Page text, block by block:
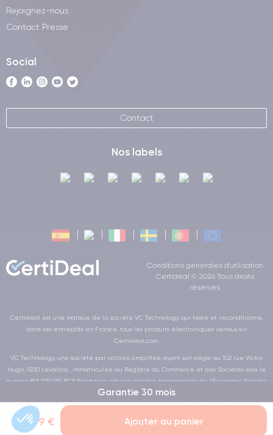
Garantie 30 mois
481,99 € Ajouter au panier
Rejoignez-nous
Contact Presse
Social
Contact
Nos labels
Conditions générales d'utilisation
Certideal © 2026 Tous droits
réservés
Certideal est une marque de la société VC Technology qui teste et reconditionne,
dans ses entrepôts en France, tous les produits électroniques vendus sur
Certideal.com.
VC Technology, une société par actions simplifiée ayant son siège au 102 rue Victor
Hugo, 9230 Levallois , immatriculée au Registre du Commerce et des Sociétés sous le
numéro 813 979 036 RCS Nanterre, est une société commerciale de l’Economie Sociale
et Solidaire au sens de la loi de la LOI n° 2014-856 du 31 juillet 2014